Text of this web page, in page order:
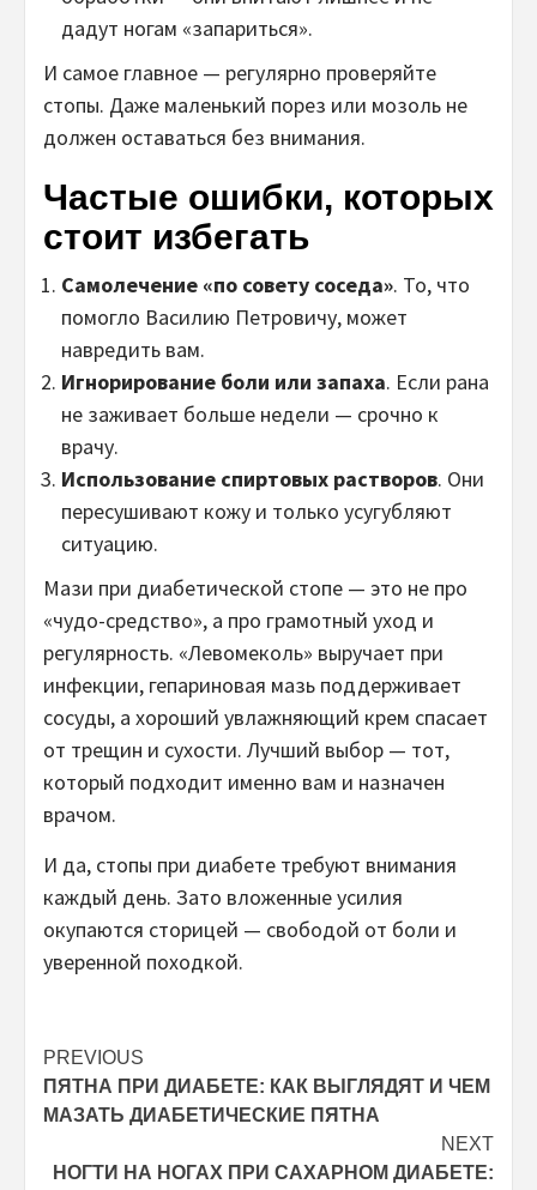
дадут ногам «запариться».
И самое главное — регулярно проверяйте
стопы. Даже маленький порез или мозоль не
должен оставаться без внимания.
Частые ошибки, которых
стоит избегать
Самолечение «по совету соседа». То, что
помогло Василию Петровичу, может
навредить вам.
Игнорирование боли или запаха. Если рана
не заживает больше недели — срочно к
врачу.
Использование спиртовых растворов. Они
пересушивают кожу и только усугубляют
ситуацию.
Мази при диабетической стопе — это не про
«чудо-средство», а про грамотный уход и
регулярность. «Левомеколь» выручает при
инфекции, гепариновая мазь поддерживает
сосуды, а хороший увлажняющий крем спасает
от трещин и сухости. Лучший выбор — тот,
который подходит именно вам и назначен
врачом.
И да, стопы при диабете требуют внимания
каждый день. Зато вложенные усилия
окупаются сторицей — свободой от боли и
уверенной походкой.
Post
navigation
PREVIOUS
ПЯТНА ПРИ ДИАБЕТЕ: КАК ВЫГЛЯДЯТ И ЧЕМ
МАЗАТЬ ДИАБЕТИЧЕСКИЕ ПЯТНА
NEXT
НОГТИ НА НОГАХ ПРИ САХАРНОМ ДИАБЕТЕ: